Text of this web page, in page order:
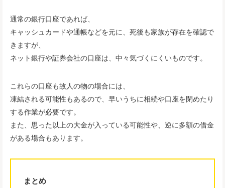
通常の銀行口座であれば、
キャッシュカードや通帳などを元に、死後も家族が存在を確認で
きますが、
ネット銀行や証券会社の口座は、中々気づくにくいものです。
これらの口座も故人の物の場合には、
凍結される可能性もあるので、早いうちに相続や口座を閉めたり
する作業が必要です。
また、思った以上の大金が入っている可能性や、逆に多額の借金
がある場合もあります。
まとめ